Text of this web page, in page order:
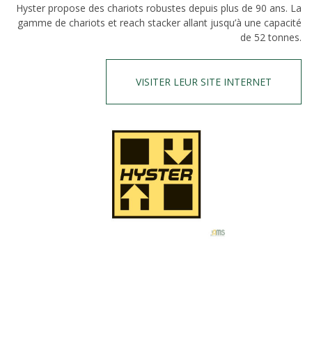
Hyster propose des chariots robustes depuis plus de 90 ans. La
gamme de chariots et reach stacker allant jusqu’à une capacité
de 52 tonnes.
VISITER LEUR SITE INTERNET